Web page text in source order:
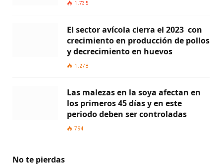
1.735
El sector avícola cierra el 2023 con
crecimiento en producción de pollos
y decrecimiento en huevos
1.278
Las malezas en la soya afectan en
los primeros 45 días y en este
periodo deben ser controladas
794
No te pierdas